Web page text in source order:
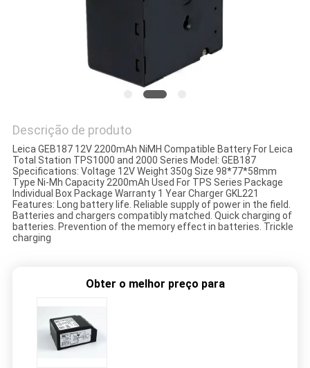
Descrição de produto
Leica GEB187 12V 2200mAh NiMH Compatible Battery For Leica
Total Station TPS1000 and 2000 Series Model: GEB187
Specifications: Voltage 12V Weight 350g Size 98*77*58mm
Type Ni-Mh Capacity 2200mAh Used For TPS Series Package
Individual Box Package Warranty 1 Year Charger GKL221
Features: Long battery life. Reliable supply of power in the field.
Batteries and chargers compatibly matched. Quick charging of
batteries. Prevention of the memory effect in batteries. Trickle
charging
Obter o melhor preço para